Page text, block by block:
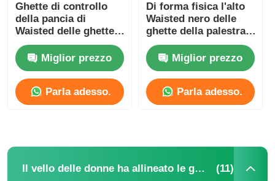
Ghette di controllo
della pancia di
Waisted delle ghette
senza cuciture delle
donne di sport alte
Miglior prezzo
Parla adesso.
Di forma fisica l'alto
Waisted nero delle
ghette della palestra
delle signore
dell'elastam 230gsm
Miglior prezzo
Parla adesso.
Il vello delle donne ha allineato le ghette (11)